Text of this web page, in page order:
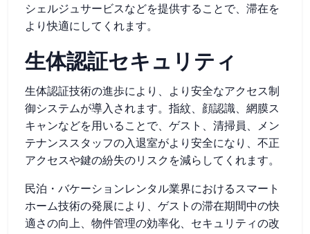
シェルジュサービスなどを提供することで、滞在を
より快適にしてくれます。
生体認証セキュリティ
生体認証技術の進歩により、より安全なアクセス制
御システムが導入されます。指紋、顔認識、網膜ス
キャンなどを用いることで、ゲスト、清掃員、メン
テナンススタッフの入退室がより安全になり、不正
アクセスや鍵の紛失のリスクを減らしてくれます。
民泊・バケーションレンタル業界におけるスマート
ホーム技術の発展により、ゲストの滞在期間中の快
適さの向上、物件管理の効率化、セキュリティの改